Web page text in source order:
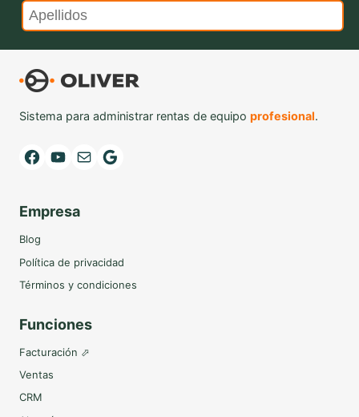
Sistema para administrar rentas de equipo profesional.
Facebook YouTube Mail Google
Empresa
Blog
Política de privacidad
Términos y condiciones
Funciones
Facturación ⬀
Ventas
CRM